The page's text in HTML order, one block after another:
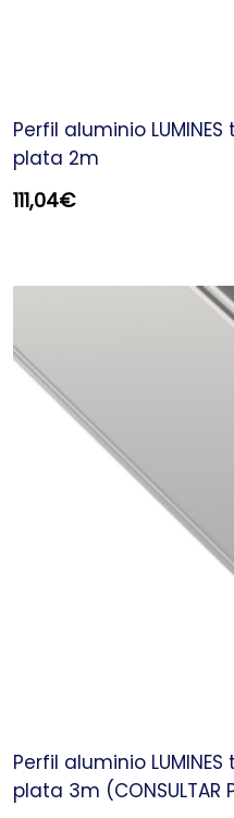
Perfil aluminio
plata 2m
111,04€
Perfil aluminio
plata 3m (CONSULTAR